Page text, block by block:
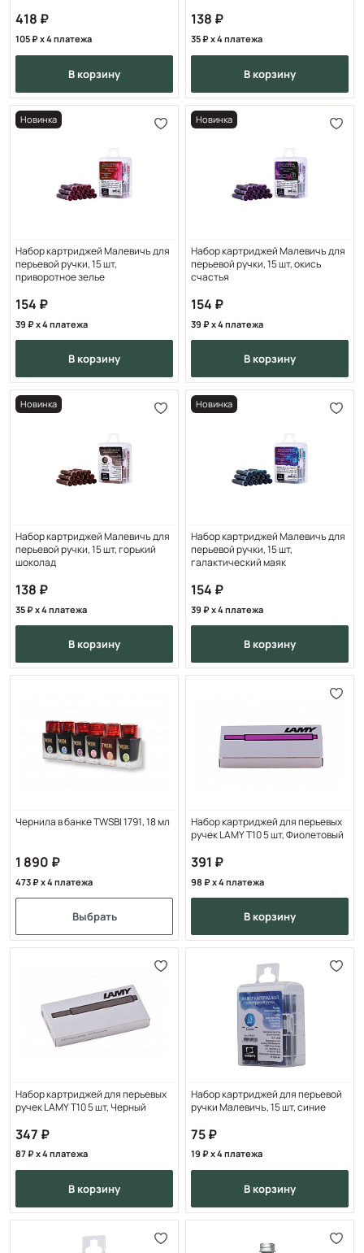
418
105 x 4 платежа
в корзину
138
35 x 4 платежа
в корзину
Набор картриджей Малевичъ для
перьевой ручки, 15 шт,
приворотное зелье
154
39 x 4 платежа
в корзину
Новинка
Набор картриджей Малевичъ для
перьевой ручки, 15 шт, окись
счастья
154
39 x 4 платежа
в корзину
Новинка
Набор картриджей Малевичъ для
перьевой ручки, 15 шт, горький
шоколад
138
35 x 4 платежа
в корзину
Новинка
Набор картриджей Малевичъ для
перьевой ручки, 15 шт,
галактический маяк
154
39 x 4 платежа
в корзину
Новинка
Чернила в банке TWSBI 1791, 18 мл
1 890
473 x 4 платежа
Выбрать
Набор картриджей для перьевых
ручек LAMY T10 5 шт, Фиолетовый
391
98 x 4 платежа
в корзину
Набор картриджей для перьевых
ручек LAMY T10 5 шт, Черный
347
87 x 4 платежа
в корзину
Набор картриджей для перьевой
ручки Малевичъ, 15 шт, синие
75
19 x 4 платежа
в корзину